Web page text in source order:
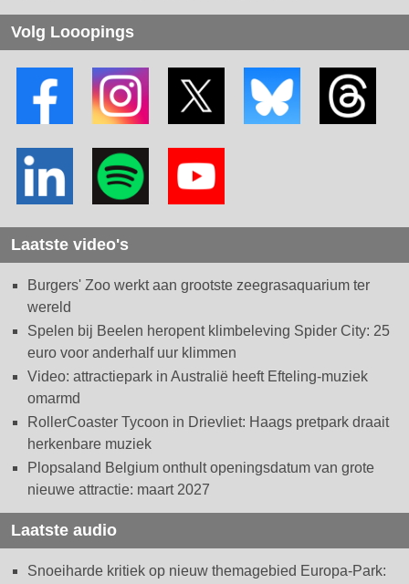
Volg Looopings
Laatste video's
Burgers' Zoo werkt aan grootste zeegrasaquarium ter
wereld
Spelen bij Beelen heropent klimbeleving Spider City: 25
euro voor anderhalf uur klimmen
Video: attractiepark in Australië heeft Efteling-muziek
omarmd
RollerCoaster Tycoon in Drievliet: Haags pretpark draait
herkenbare muziek
Plopsaland Belgium onthult openingsdatum van grote
nieuwe attractie: maart 2027
Laatste audio
Snoeiharde kritiek op nieuw themagebied Europa-Park: